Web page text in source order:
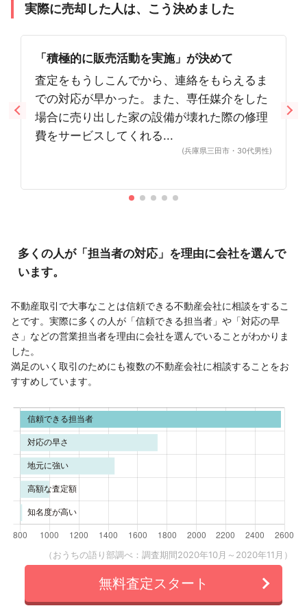
実際に売却した人は、こう決めました
「積極的に販売活動を実施」が決めて
査定をもうしこんでから、連絡をもらえるま
での対応が早かった。また、専任媒介をした
場合に売り出した家の設備が壊れた際の修理
費をサービスしてくれる...
(兵庫県三田市・30代男性)
多くの人が「担当者の対応」を理由に会社を選んで
います。
不動産取引で大事なことは信頼できる不動産会社に相談をするこ
とです。実際に多くの人が「信頼できる担当者」や「対応の早
さ」などの営業担当者を理由に会社を選んでいることがわかりま
した。
満足のいく取引のためにも複数の不動産会社に相談することをお
すすめしています。
（おうちの語り部調べ：調査期間2020年10月～2020年11月）
無料査定スタート